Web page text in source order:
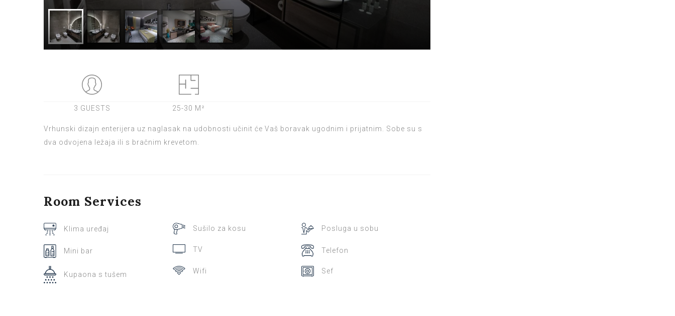
3 GUESTS 25-30 M²
Vrhunski dizajn enterijera uz naglasak na udobnosti učinit će Vaš boravak ugodnim i prijatnim. Sobe su s
dva odvojena ležaja ili s bračnim krevetom.
Room Services
Klima uređaj Sušilo za kosu Posluga u sobu
Mini bar TV Telefon
Kupaona s tušem Wifi Sef